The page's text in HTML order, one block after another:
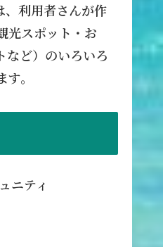
利用者さんが作
光スポット・お
など）のいろいろ
。
ニティ